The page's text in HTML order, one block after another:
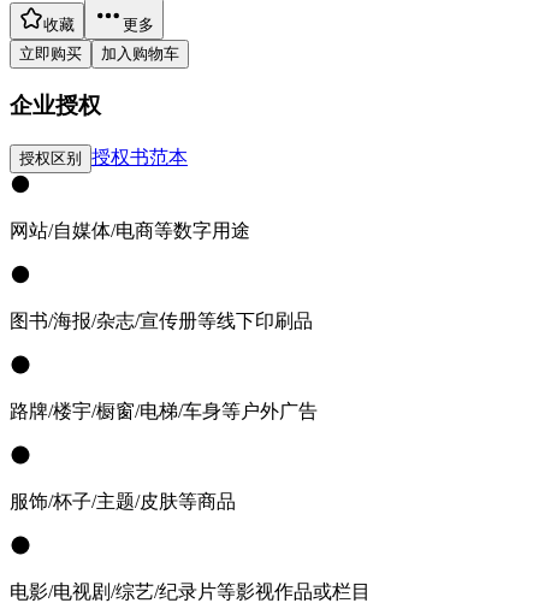
收藏
更多
立即购买
加入购物车
企业授权
授权区别 授权书范本
网站/自媒体/电商等数字用途
图书/海报/杂志/宣传册等线下印刷品
路牌/楼宇/橱窗/电梯/车身等户外广告
服饰/杯子/主题/皮肤等商品
电影/电视剧/综艺/纪录片等影视作品或栏目